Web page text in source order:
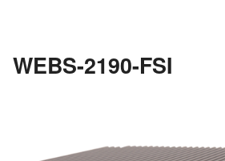
WEBS-2190-FSI